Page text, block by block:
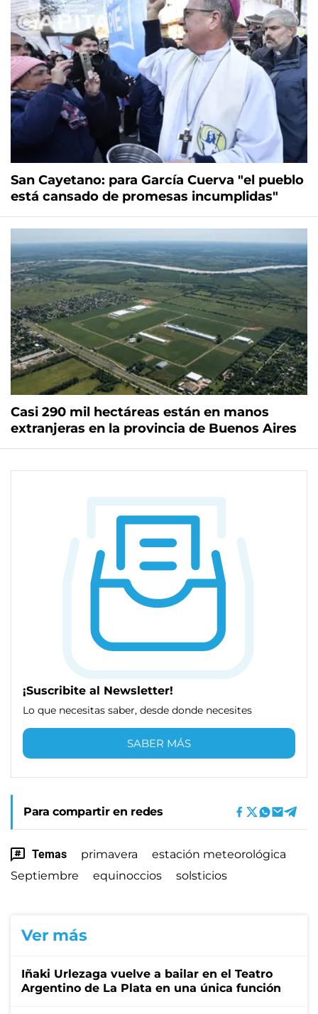
San Cayetano: para García Cuerva "el pueblo
está cansado de promesas incumplidas"
Casi 290 mil hectáreas están en manos
extranjeras en la provincia de Buenos Aires
¡Suscribite al Newsletter!
Lo que necesitas saber, desde donde necesites
SABER MÁS
Para compartir en redes
Temas primavera
estación meteorológica
Septiembre
equinoccios solsticios
Ver más
Iñaki Urlezaga vuelve a bailar en el Teatro
Argentino de La Plata en una única función